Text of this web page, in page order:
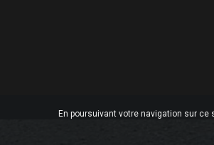
En poursuivant votre navigation sur